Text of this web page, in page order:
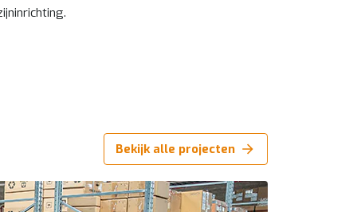
Bekijk alle projecten